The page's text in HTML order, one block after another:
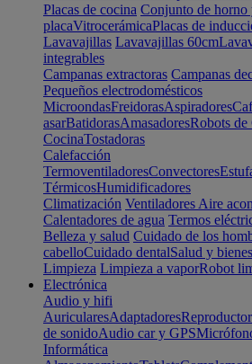
Placas de cocina Conjunto de horno
placaVitrocerámicaPlacas de
Lavavajillas Lavavajillas 60cm
integrables
Campanas extractoras Campanas
Pequeños electrodomésticos
MicroondasFreidorasAspiradores
asarBatidorasAmasadoresRobots de
CocinaTostadoras
Calefacción
TermoventiladoresConvectores
TérmicosHumidificadores
Climatización Ventiladores Aire
Calentadores de agua Termos
Belleza y salud Cuidado de los
cabelloCuidado dentalSalud y
Limpieza Limpieza a vaporRobot
Electrónica
Audio y hifi
AuricularesAdaptadores
de sonidoAudio car y GPS
Informática